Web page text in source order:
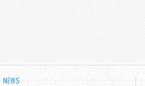
NEWS